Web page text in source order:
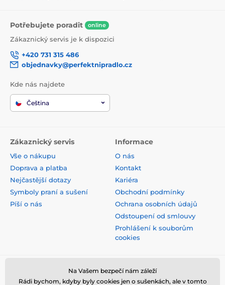
Potřebujete poradit online
Zákaznický servis je k dispozici
+420 731 315 486
objednavky@perfektnipradlo.cz
Kde nás najdete
Čeština
Zákaznický servis
Vše o nákupu
Doprava a platba
Nejčastější dotazy
Symboly praní a sušení
Píší o nás
Informace
O nás
Kontakt
Kariéra
Obchodní podmínky
Ochrana osobních údajů
Odstoupení od smlouvy
Prohlášení k souborům
cookies
Bezpečná platba kartou
Na Vašem bezpečí nám záleží
Rádi bychom, kdyby byly cookies jen o sušenkách, ale v tomto